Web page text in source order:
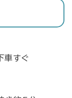
車すぐ